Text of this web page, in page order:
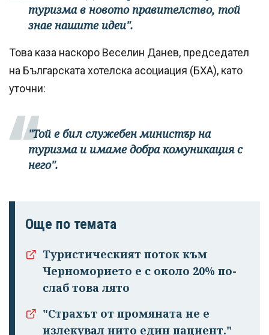
туризма в новото правителство, той
знае нашите идеи".
Това каза наскоро Веселин Данев, председател
на Българската хотелска асоциация (БХА), като
уточни:
"Той е бил служебен министър на
туризма и имаме добра комуникация с
него".
Още по темата
Туристическият поток към
Черноморието е с около 20% по-
слаб това лято
"Страхът от промяната не е
излекувал нито един пациент."